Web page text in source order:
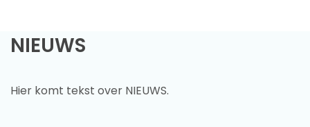
NIEUWS
Hier komt tekst over NIEUWS.